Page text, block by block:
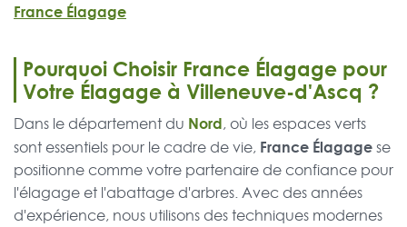
France Élagage
Pourquoi Choisir France Élagage pour
Votre Élagage à Villeneuve-d'Ascq ?
Dans le département du Nord, où les espaces verts
sont essentiels pour le cadre de vie, France Élagagese
positionne comme votre partenaire de confiance pour
l'élagage et l'abattage d'arbres. Avec des années
d'expérience, nous utilisons des techniques modernes